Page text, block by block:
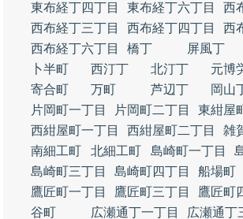
東布経丁四丁目
東布経丁六丁目
西
西布経丁三丁目
西布経丁四丁目
西
西布経丁六丁目
橋丁 屏風丁
卜半町
西汀丁 北汀丁
元博
寄合町
万町 芦辺丁
岡山
片岡町一丁目
片岡町二丁目
東紺屋
西紺屋町一丁目
西紺屋町二丁目
雑
南細工町
北細工町 島崎町一丁目
島崎町三丁目
島崎町四丁目
船場町
鷹匠町一丁目
鷹匠町三丁目
鷹匠町
谷町
広瀬通丁一丁目
広瀬通丁